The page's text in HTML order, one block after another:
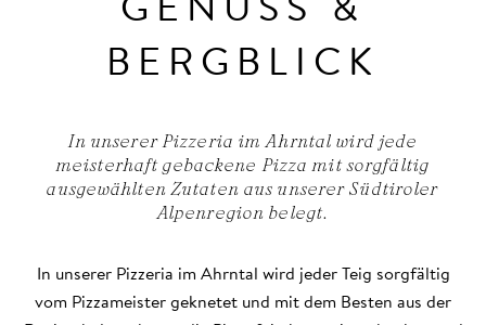
BERGBLICK
In unserer Pizzeria im Ahrntal wird jede
meisterhaft gebackene Pizza mit sorgfältig
ausgewählten Zutaten aus unserer Südtiroler
Alpenregion belegt.
In unserer Pizzeria im Ahrntal wird jeder Teig sorgfältig
vom Pizzameister geknetet und mit dem Besten aus der